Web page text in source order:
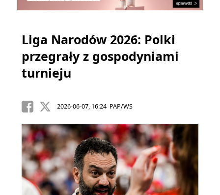
Liga Narodów 2026: Polki
przegrały z gospodyniami
turnieju
2026-06-07, 16:24 PAP/WS